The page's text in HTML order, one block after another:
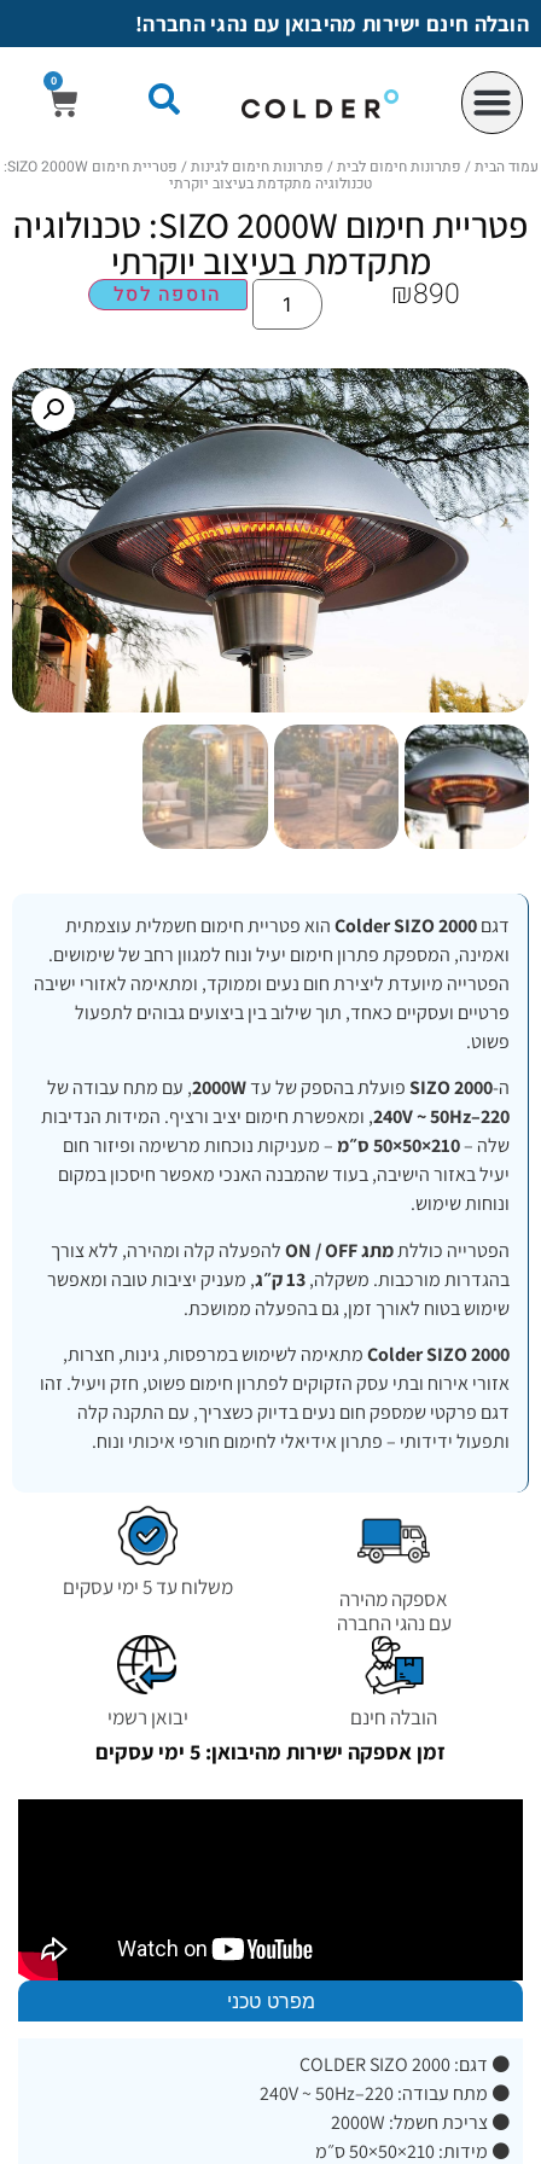
לתוכן
הובלה חינם ישירות מהיבואן עם נהגי החברה!
0
עמוד הבית/ פתרונות חימום לבית/ פתרונות חימום לגינות / פטריית חימום SIZO 2000W:
טכנולוגיה מתקדמת בעיצוב יוקרתי
פטריית חימום SIZO 2000W: טכנולוגיה
מתקדמת בעיצוב יוקרתי
₪890 הוספה לסל
דגםColder SIZO 2000הוא פטריית חימום חשמלית עוצמתית
ואמינה, המספקת פתרון חימום יעיל ונוח למגוון רחב של שימושים.
הפטרייה מיועדת ליצירת חום נעים וממוקד, ומתאימה לאזורי ישיבה
פרטיים ועסקיים כאחד, תוך שילוב בין ביצועים גבוהים לתפעול
פשוט.
ה-SIZO 2000פועלת בהספק של עד2000W, עם מתח עבודה של
220–240V ~ 50Hz
, ומאפשרת חימום יציב ורציף. המידות הנדיבות
שלה –210×50×50 ס״מ
– מעניקות נוכחות מרשימה ופיזור חום
יעיל באזור הישיבה, בעוד שהמבנה האנכי מאפשר חיסכון במקום
ונוחות שימוש.
הפטרייה כוללתמתג ON / OFF
להפעלה קלה ומהירה, ללא צורך
בהגדרות מורכבות. משקלה,13 ק״ג
, מעניק יציבות טובה ומאפשר
שימוש בטוח לאורך זמן, גם בהפעלה ממושכת.
Colder SIZO 2000מתאימה לשימוש במרפסות, גינות, חצרות,
אזורי אירוח ובתי עסק הזקוקים לפתרון חימום פשוט, חזק ויעיל. זהו
דגם פרקטי שמספק חום נעים בדיוק כשצריך, עם התקנה קלה
ותפעול ידידותי – פתרון אידיאלי לחימום חורפי איכותי ונוח.
אספקה מהירה
עם נהגי החברה
משלוח עד 5 ימי עסקים
הובלה חינם יבואן רשמי
זמן אספקה ישירות מהיבואן: 5 ימי עסקים
מפרט טכני
⚫ דגם: COLDER SIZO 2000
⚫ מתח עבודה: 220–240V ~ 50Hz
⚫ צריכת חשמל: 2000W
⚫ מידות: 210×50×50 ס״מ